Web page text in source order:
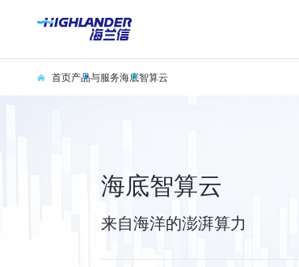
首页产品与服务海底智算云
海底智算云
来自海洋的澎湃算力